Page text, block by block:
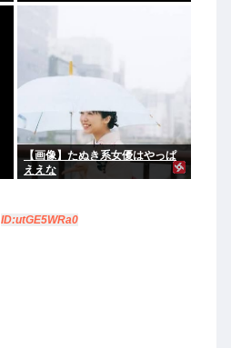
【画像】たぬき系女優はやっぱ
ええな
ID:utGE5WRa0